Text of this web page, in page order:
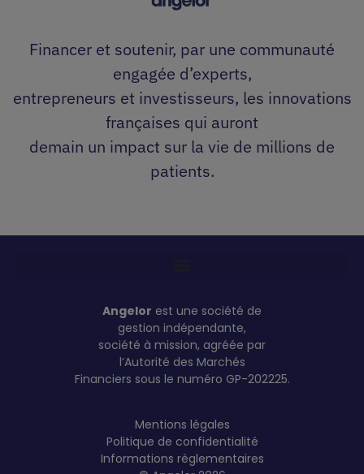
Financer et soutenir, par une communauté
engagée d’experts,
entrepreneurs et investisseurs, les innovations
françaises qui auront
demain un impact sur la vie de millions de
patients.
Angelor est une société de
gestion indépendante,
société à mission, agréée par
l’Autorité des Marchés
Financiers sous le numéro GP-202225.
Mentions légales
Politique de confidentialité
Informations règlementaires